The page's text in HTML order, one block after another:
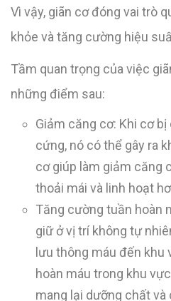
Vì vậy, giãn cơ đóng vai trò
khỏe và tăng cường hiệu
Tầm quan trọng của việc
những điểm sau:
Giảm căng cơ: Khi cơ
cứng, nó có thể gây ra
cơ giúp làm giảm căng
thoải mái và linh hoạt
Tăng cường tuần hoàn
giữ ở vị trí không tự
lưu thông máu đến khu
hoàn máu trong khu
mang lại dưỡng chất